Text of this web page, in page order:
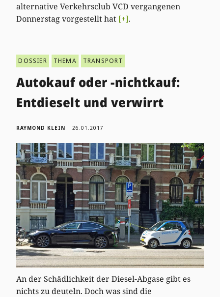
alternative Verkehrsclub VCD vergangenen
Donnerstag vorgestellt hat [+].
DOSSIER THEMA TRANSPORT
Autokauf oder -nichtkauf:
Entdieselt und verwirrt
RAYMOND KLEIN 26.01.2017
An der Schädlichkeit der Diesel-Abgase gibt es
nichts zu deuteln. Doch was sind die